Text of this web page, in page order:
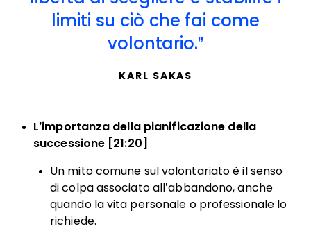
limiti su ciò che fai come
volontario.
KARL SAKAS
L’importanza della pianificazione della
successione [21:20]
Un mito comune sul volontariato è il senso
di colpa associato all’abbandono, anche
quando la vita personale o professionale lo
richiede.